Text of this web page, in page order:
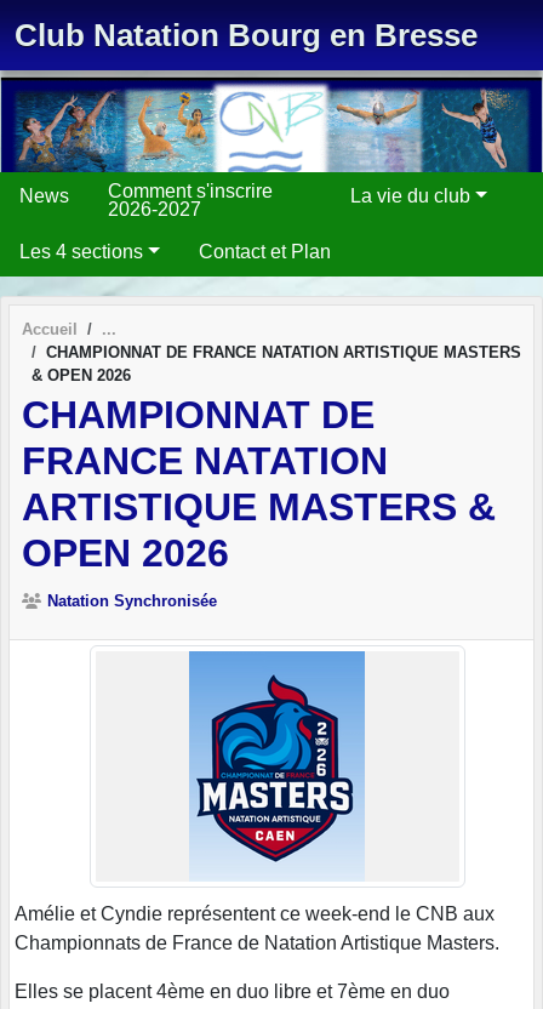
Club Natation Bourg en Bresse
News
Comment s'inscrire
2026-2027
La vie du club
Les 4 sections Contact et Plan
Accueil
CHAMPIONNAT DE FRANCE NATATION ARTISTIQUE MASTERS
& OPEN 2026
CHAMPIONNAT DE
FRANCE NATATION
ARTISTIQUE MASTERS &
OPEN 2026
Natation Synchronisée
Amélie et Cyndie représentent ce week-end le CNB aux
Championnats de France de Natation Artistique Masters.
Elles se placent 4ème en duo libre et 7ème en duo